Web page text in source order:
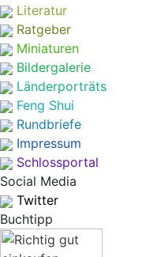
Literatur
Ratgeber
Miniaturen
Bildergalerie
Länderporträts
Feng Shui
Rundbriefe
Impressum
Schlossportal
Social Media
Twitter
Buchtipp